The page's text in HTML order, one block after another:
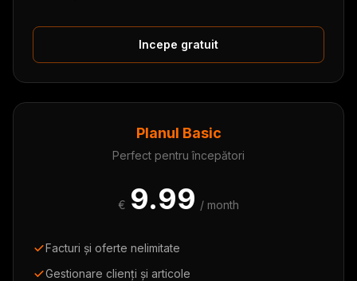
Incepe gratuit
Planul Basic
Perfect pentru începători
€ 9.99 / month
Facturi și oferte nelimitate
Gestionare clienți și articole